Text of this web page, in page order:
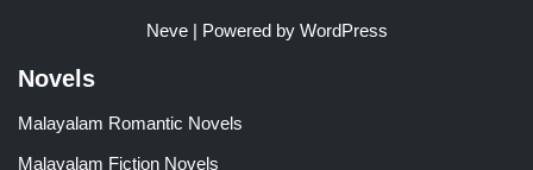
Neve| Powered by WordPress
Novels
Malayalam Romantic Novels
Malayalam Fiction Novels